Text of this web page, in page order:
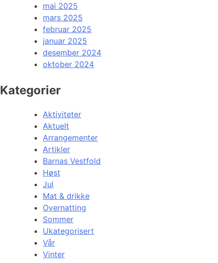
mai 2025
mars 2025
februar 2025
januar 2025
desember 2024
oktober 2024
Kategorier
Aktiviteter
Aktuelt
Arrangementer
Artikler
Barnas Vestfold
Høst
Jul
Mat & drikke
Overnatting
Sommer
Ukategorisert
Vår
Vinter